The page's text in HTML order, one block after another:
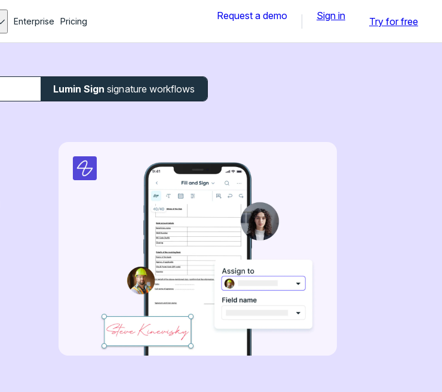
Enterprise Pricing Request a demo Sign in Try for free
Lumin Signsignature workflows